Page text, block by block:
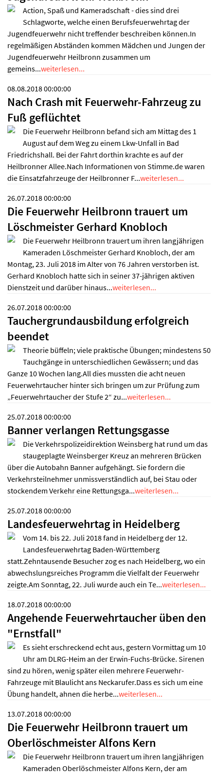
Action, Spaß und Kameradschaft - dies sind drei
Schlagworte, welche einen Berufsfeuerwehrtag der
Jugendfeuerwehr nicht treffender beschreiben können.In
regelmäßigen Abständen kommen Mädchen und Jungen der
Jugendfeuerwehr Heilbronn zusammen um
gemeins...weiterlesen...
08.08.2018 00:00:00
Nach Crash mit Feuerwehr-Fahrzeug zu
Fuß geflüchtet
Die Feuerwehr Heilbronn befand sich am Mittag des 1
August auf dem Weg zu einem Lkw-Unfall in Bad
Friedrichshall. Bei der Fahrt dorthin krachte es auf der
Heilbronner Allee.Nach Informationen von Stimme.de waren
die Einsatzfahrzeuge der Heilbronner F...weiterlesen...
26.07.2018 00:00:00
Die Feuerwehr Heilbronn trauert um
Löschmeister Gerhard Knobloch
Die Feuerwehr Heilbronn trauert um ihren langjährigen
Kameraden Löschmeister Gerhard Knobloch, der am
Montag, 23. Juli 2018 im Alter von 76 Jahren verstorben ist.
Gerhard Knobloch hatte sich in seiner 37-jährigen aktiven
Dienstzeit und darüber hinaus...weiterlesen...
26.07.2018 00:00:00
Tauchergrundausbildung erfolgreich
beendet
Theorie büffeln; viele praktische Übungen; mindestens 50
Tauchgänge in unterschiedlichen Gewässern; und das
Ganze 10 Wochen lang.All dies mussten die acht neuen
Feuerwehrtaucher hinter sich bringen um zur Prüfung zum
„Feuerwehrtaucher der Stufe 2“ zu...weiterlesen...
25.07.2018 00:00:00
Banner verlangen Rettungsgasse
Die Verkehrspolizeidirektion Weinsberg hat rund um das
staugeplagte Weinsberger Kreuz an mehreren Brücken
über die Autobahn Banner aufgehängt. Sie fordern die
Verkehrsteilnehmer unmissverständlich auf, bei Stau oder
stockendem Verkehr eine Rettungsga...weiterlesen...
25.07.2018 00:00:00
Landesfeuerwehrtag in Heidelberg
Vom 14. bis 22. Juli 2018 fand in Heidelberg der 12.
Landesfeuerwehrtag Baden-Württemberg
statt.Zehntausende Besucher zog es nach Heidelberg, wo ein
abwechslungsreiches Programm die Vielfalt der Feuerwehr
zeigte.Am Sonntag, 22. Juli wurde auch ein Te...weiterlesen...
18.07.2018 00:00:00
Angehende Feuerwehrtaucher üben den
"Ernstfall"
Es sieht erschreckend echt aus, gestern Vormittag um 10
Uhr am DLRG-Heim an der Erwin-Fuchs-Brücke. Sirenen
sind zu hören, wenig später eilen mehrere Feuerwehr-
Fahrzeuge mit Blaulicht ans Neckarufer.Dass es sich um eine
Übung handelt, ahnen die herbe...weiterlesen...
13.07.2018 00:00:00
Die Feuerwehr Heilbronn trauert um
Oberlöschmeister Alfons Kern
Die Feuerwehr Heilbronn trauert um ihren langjährigen
Kameraden Oberlöschmeister Alfons Kern, der am